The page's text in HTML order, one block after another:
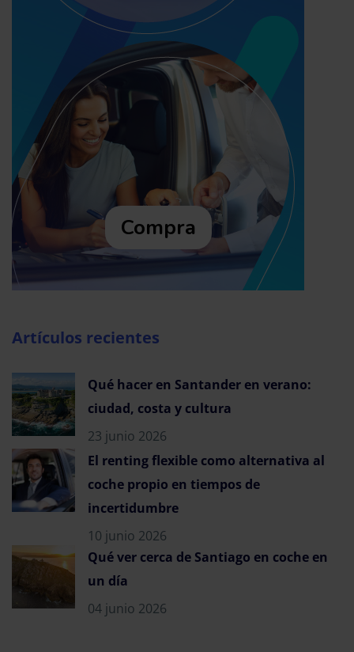
Compra
Artículos recientes
Qué hacer en Santander en verano:
ciudad, costa y cultura
23 junio 2026
El renting flexible como alternativa al
coche propio en tiempos de
incertidumbre
10 junio 2026
Qué ver cerca de Santiago en coche en
un día
04 junio 2026